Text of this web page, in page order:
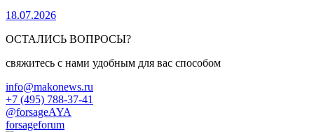
18.07.2026
ОСТАЛИСЬ ВОПРОСЫ?
свяжитесь с нами удобным для вас способом
info@makonews.ru
+7 (495) 788-37-41
@forsageAYA
forsageforum